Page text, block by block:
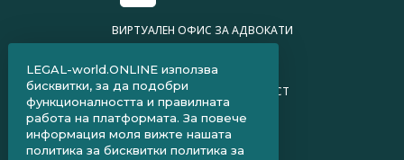
ВИРТУАЛЕН ОФИС ЗА АДВОКАТИ
ПОЛИТИКА ЗА ПОВЕРИТЕЛНОСТ
ЧЗВ ЗА КЛИЕНТИ
ЧЗВ ЗА АДВОКАТИ
LEGAL-world.ONLINE използва
бисквитки, за да подобри
функционалността и правилната
работа на платформата. За повече
информация моля вижте нашата
политика за бисквитки политика за